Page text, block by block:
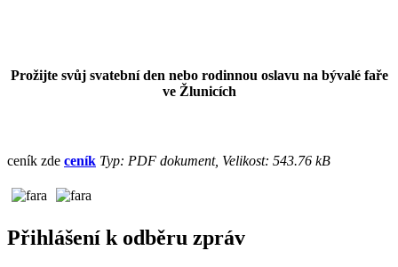
Prožijte svůj svatební den nebo rodinnou oslavu na bývalé faře
ve Žlunicích
ceník zde ceník Typ: PDF dokument, Velikost: 543.76 kB
Přihlášení k odběru zpráv